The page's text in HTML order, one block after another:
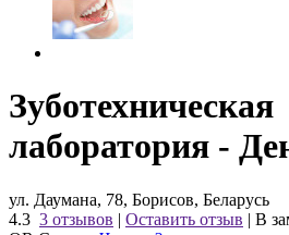
Зуботехническая
лаборатория -
ул. Даумана, 78, Борисов, Беларусь
4.3 3 отзывов | Оставить отзыв | В